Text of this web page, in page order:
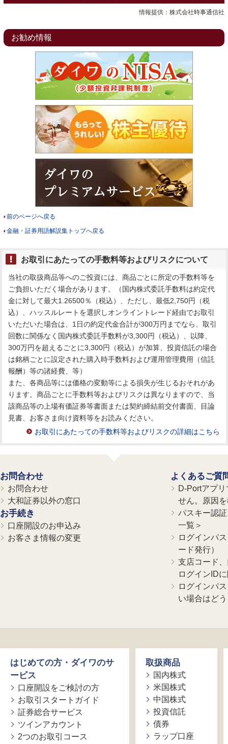
情報提供：株式会社時事通信社
お勧め情報
前のページへ戻る
金融・証券用語解説集トップへ戻る
お取引にあたっての手数料等およびリスクについて
当社の取扱商品等へのご投資には、商品ごとに所定の手数料等を
ご負担いただく場合があります。（国内株式委託手数料は約定代
金に対して最大1.26500％（税込）、ただし、最低2,750円（税
込）、ハッスルレートを選択しオンライントレード経由でお取引
いただいた場合は、1日の約定代金合計が300万円までなら、取引
回数に関係なく国内株式委託手数料が3,300円（税込）、以降、
300万円を超えるごとに3,300円（税込）が加算、投資信託の場合
は銘柄ごとに設定された購入時手数料および運用管理費用（信託
報酬）等の諸経費、等）
また、各商品等には価格の変動等による損失が生じるおそれがあ
ります。商品ごとに手数料等およびリスクは異なりますので、当
該商品等の上場有価証券等書面または契約締結前交付書面、目論
見書、お客さま向け資料等をお読みください。
お取引にあたっての手数料等およびリスクの詳細はこちら
お問合わせ
お問合わせ
大和証券以外の窓口
お手続き
口座開設のお申込み
お客さま情報の変更
よくあるご質
D-Portアプ
せん。原因
パスキー認
一覧＞
ログインパ
ード発行）
支店コード
ログインID
ログインパ
い場合はど
はじめての方・ダイワのサ
ービス
口座開設をご検討の方
お取引スタートガイド
証券総合サービス
ツインアカウント
2つのお取引コース
取扱商品
国内株式
米国株式
中国株式
投資信託
債券
ラップ口座